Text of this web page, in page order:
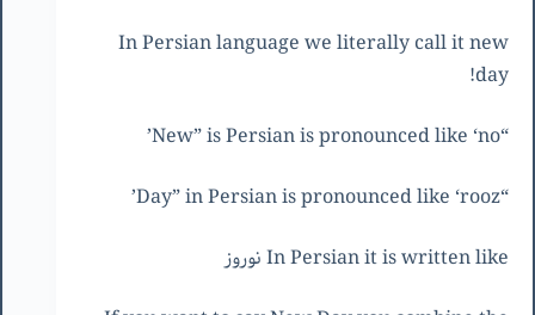
In Persian language we literally call it new
day!
“New” is Persian is pronounced like ‘no’
“Day” in Persian is pronounced like ‘rooz’
In Persian it is written like نوروز